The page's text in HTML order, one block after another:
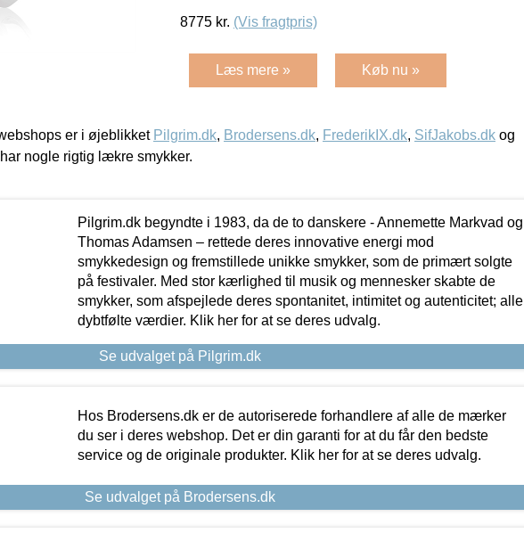
8775 kr. (Vis fragtpris)
Læs mere » Køb nu »
er i øjeblikket Pilgrim.dk, Brodersens.dk, FrederikIX.dk, SifJakobs.dk og
nogle rigtig lækre smykker.
Pilgrim.dk begyndte i 1983, da de to danskere - Annemette Markvad og
Thomas Adamsen – rettede deres innovative energi mod
smykkedesign og fremstillede unikke smykker, som de primært solgte
på festivaler. Med stor kærlighed til musik og mennesker skabte de
smykker, som afspejlede deres spontanitet, intimitet og autenticitet; alle
dybtfølte værdier. Klik her for at se deres udvalg.
Se udvalget på Pilgrim.dk
Hos Brodersens.dk er de autoriserede forhandlere af alle de mærker
du ser i deres webshop. Det er din garanti for at du får den bedste
service og de originale produkter. Klik her for at se deres udvalg.
Se udvalget på Brodersens.dk